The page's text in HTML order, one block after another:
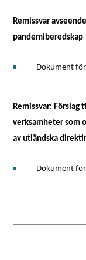
Remissvar
pandemiberedskap
Dokument
Remissvar:
verksamheter som
av utländska
Dokument